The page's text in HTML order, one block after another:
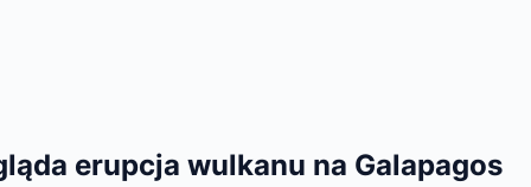
erupcja wulkanu na Galapagos